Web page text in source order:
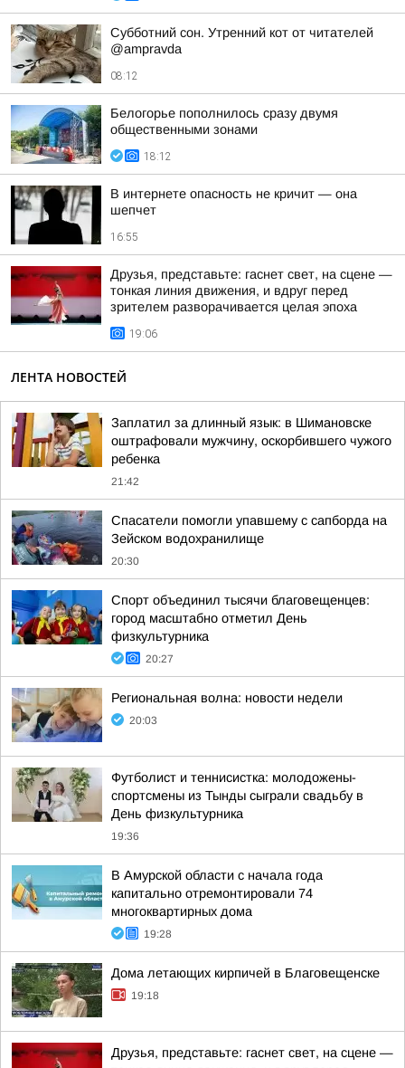
Субботний сон. Утренний кот от читателей
@ampravda
08:12
Белогорье пополнилось сразу двумя
общественными зонами
18:12
В интернете опасность не кричит — она
шепчет
16:55
Друзья, представьте: гаснет свет, на сцене —
тонкая линия движения, и вдруг перед
зрителем разворачивается целая эпоха
19:06
ЛЕНТА НОВОСТЕЙ
Заплатил за длинный язык: в Шимановске
оштрафовали мужчину, оскорбившего чужого
ребенка
21:42
Спасатели помогли упавшему с сапборда на
Зейском водохранилище
20:30
Спорт объединил тысячи благовещенцев:
город масштабно отметил День
физкультурника
20:27
Региональная волна: новости недели
20:03
Футболист и теннисистка: молодожены-
спортсмены из Тынды сыграли свадьбу в
День физкультурника
19:36
В Амурской области с начала года
капитально отремонтировали 74
многоквартирных дома
19:28
Дома летающих кирпичей в Благовещенске
19:18
Друзья, представьте: гаснет свет, на сцене —